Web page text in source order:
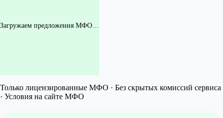
Загружаем предложения МФО…
Только лицензированные МФО · Без скрытых комиссий сервиса
· Условия на сайте МФО